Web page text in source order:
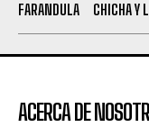
FARANDULA
CHICHA Y
ACERCA DE